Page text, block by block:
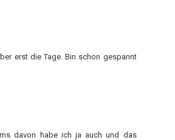
erst die Tage. Bin schon gespannt
davon habe ich ja auch und das